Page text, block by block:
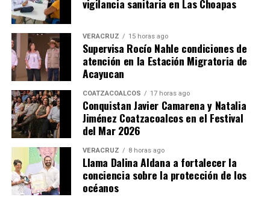
vigilancia sanitaria en Las Choapas
VERACRUZ 15 horas ago
Supervisa Rocío Nahle condiciones de
atención en la Estación Migratoria de
Acayucan
COATZACOALCOS 17 horas ago
Conquistan Javier Camarena y Natalia
Jiménez Coatzacoalcos en el Festival
del Mar 2026
VERACRUZ 8 horas ago
Llama Dalina Aldana a fortalecer la
conciencia sobre la protección de los
océanos